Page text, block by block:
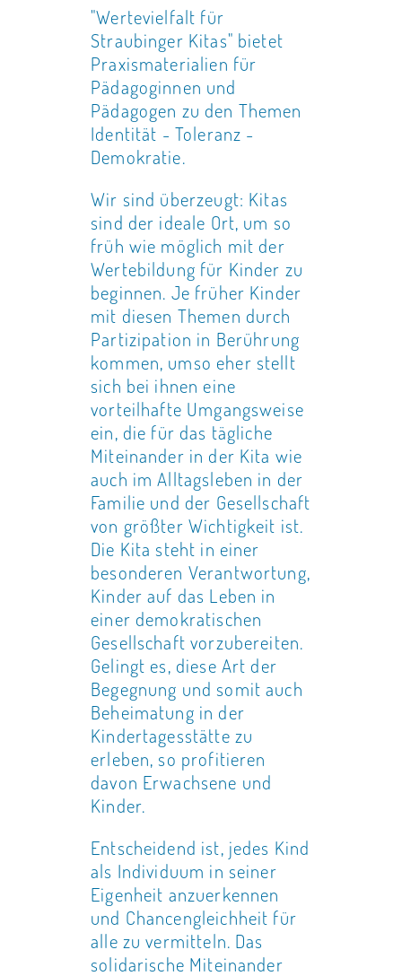
"Wertevielfalt für
Straubinger Kitas" bietet
Praxismaterialien für
Pädagoginnen und
Pädagogen zu den Themen
Identität - Toleranz -
Demokratie.
Wir sind überzeugt: Kitas
sind der ideale Ort, um so
früh wie möglich mit der
Wertebildung für Kinder zu
beginnen. Je früher Kinder
mit diesen Themen durch
Partizipation in Berührung
kommen, umso eher stellt
sich bei ihnen eine
vorteilhafte Umgangsweise
ein, die für das tägliche
Miteinander in der Kita wie
auch im Alltagsleben in der
Familie und der Gesellschaft
von größter Wichtigkeit ist.
Die Kita steht in einer
besonderen Verantwortung,
Kinder auf das Leben in
einer demokratischen
Gesellschaft vorzubereiten.
Gelingt es, diese Art der
Begegnung und somit auch
Beheimatung in der
Kindertagesstätte zu
erleben, so profitieren
davon Erwachsene und
Kinder.
Entscheidend ist, jedes Kind
als Individuum in seiner
Eigenheit anzuerkennen
und Chancengleichheit für
alle zu vermitteln. Das
solidarische Miteinander